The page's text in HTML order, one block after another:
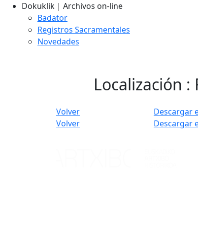
Dokuklik | Archivos on-line
Badator
Registros Sacramentales
Novedades
Localización
Volver
Descargar
Volver
Descargar